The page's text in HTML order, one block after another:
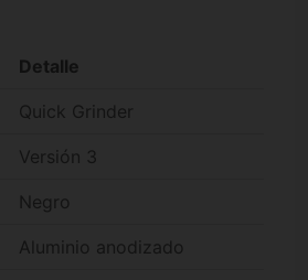
Detalle
Quick Grinder
Versión 3
Negro
Aluminio anodizado